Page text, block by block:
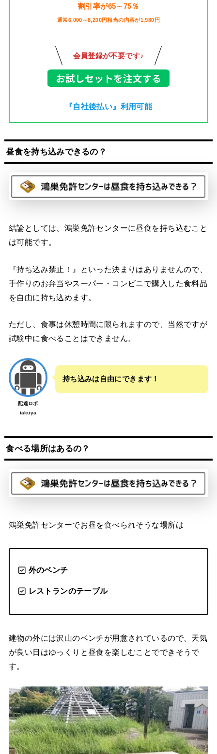
割引率が65～75％
通常6,000～8,200円相当の内容が1,980円
会員登録が不要です♪
『自社後払い』利用可能
昼食を持ち込みできるの？
結論としては、鴻巣免許センターに昼食を持ち込むこと
は可能です。
『持ち込み禁止！』といった決まりはありませんので、
手作りのお弁当やスーパー・コンビニで購入した食料品
を自由に持ち込めます。
ただし、食事は休憩時間に限られますので、当然ですが
試験中に食べることはできません。
配達ロボ
takuya
持ち込みは自由にできます！
食べる場所はあるの？
鴻巣免許センターでお昼を食べられそうな場所は
外のベンチ
レストランのテーブル
建物の外には沢山のベンチが用意されているので、天気
が良い日はゆっくりと昼食を楽しむことでできそうで
す。